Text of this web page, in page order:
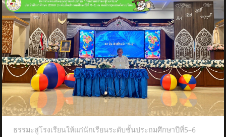
ธรรมะสู่โรงเรียนให้แก่นักเรียนระดับชั้นประถมศึกษาปีที่5–6